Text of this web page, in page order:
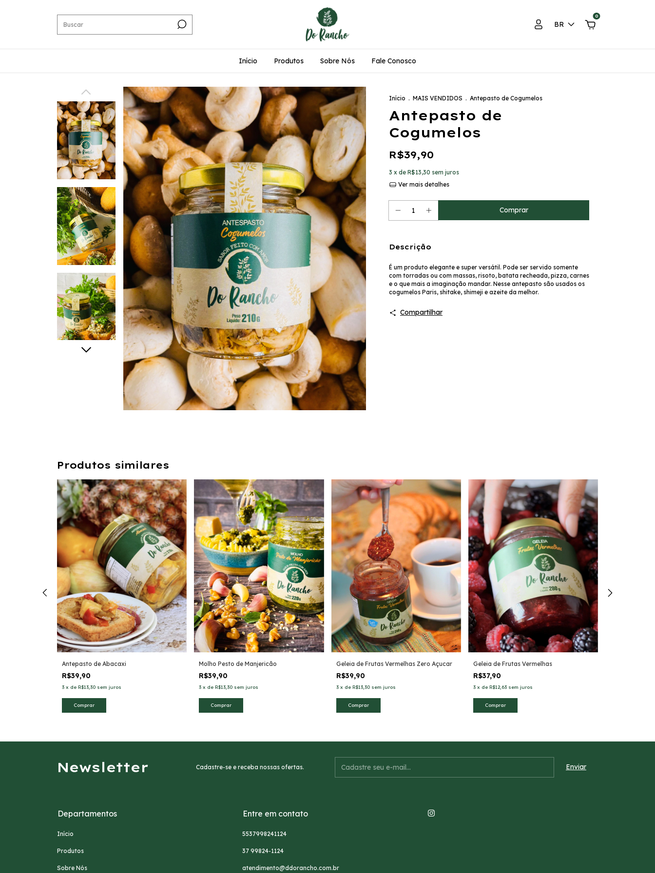
BR
0
Início Produtos Sobre Nós Fale Conosco
Início . MAIS VENDIDOS . Antepasto de Cogumelos
Antepasto de
Cogumelos
R$39,90
3 x de R$13,30 sem juros
Ver mais detalhes
Descrição
É um produto elegante e super versátil. Pode ser servido somente
com torradas ou com massas, risoto, batata recheada, pizza, carnes
e o que mais a imaginação mandar. Nesse antepasto são usados os
cogumelos Paris, shitake, shimeji e azeite da melhor.
Compartilhar
Produtos similares
Antepasto de Abacaxi
R$39,90
3 x de R$13,30 sem juros
Molho Pesto de Manjericão
R$39,90
3 x deR$13,30 sem juros
Geleia de Frutas Vermelhas Zero Açucar
R$39,90
3 x de R$13,30 sem juros
Geleia de Frutas Vermelhas
R$37,90
3 x de R$12,63 sem juros
Newsletter Cadastre-se e receba nossas ofertas.
Departamentos
Início
Produtos
Sobre Nós
Entre em contato
5537998241124
37 99824-1124
atendimento@ddorancho.com.br